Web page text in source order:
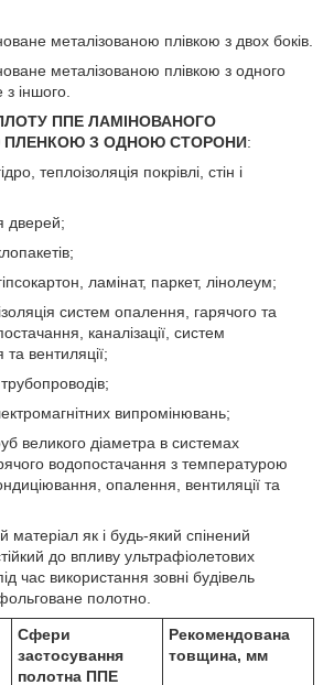
металізованою плівкою з двох боків.
металізованою плівкою з одного
іншого.
ППЕ ЛАМІНОВАНОГО
ПЛЕНКОЮ З ОДНОЮ СТОРОНИ:
теплоізоляція покрівлі, стін і
дверей;
ламінат, паркет, лінолеум;
систем опалення, гарячого та
каналізації, систем
вентиляції;
випромінювань;
великого діаметра в системах
водопостачання з температурою
опалення, вентиляції та
матеріал як і будь-який спінений
до впливу ультрафіолетових
час використання зовні будівель
полотно.
Сфери
застосування
полотна ППЕ
Рекомендована
товщина, мм